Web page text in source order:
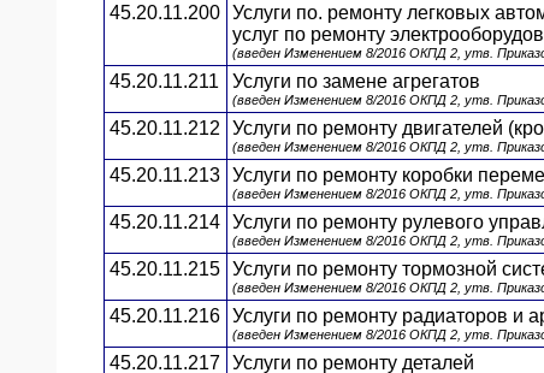
45.20.11.200 Услуги по. ремонту легковых
услуг по ремонту
(введен Изменением 8/2016 ОКПД 2, утв.
45.20.11.211 Услуги по замене агрегатов
(введен Изменением 8/2016 ОКПД 2, утв.
45.20.11.212 Услуги по ремонту двигателей
(введен Изменением 8/2016 ОКПД 2, утв.
45.20.11.213 Услуги по ремонту коробки
(введен Изменением 8/2016 ОКПД 2, утв.
45.20.11.214 Услуги по ремонту рулевого
(введен Изменением 8/2016 ОКПД 2, утв.
45.20.11.215 Услуги по ремонту тормозной
(введен Изменением 8/2016 ОКПД 2, утв.
45.20.11.216 Услуги по ремонту радиаторов и
(введен Изменением 8/2016 ОКПД 2, утв.
45.20.11.217 Услуги по ремонту деталей